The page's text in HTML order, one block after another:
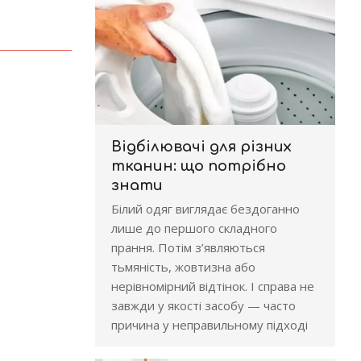
Відбілювачі для різних
тканин: що потрібно
знати
Білий одяг виглядає бездоганно
лише до першого складного
прання. Потім з’являються
тьмяність, жовтизна або
нерівномірний відтінок. І справа не
завжди у якості засобу — часто
причина у неправильному підході